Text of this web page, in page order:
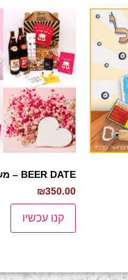
BEER DATE – משחק שתיה לזוג
₪350.00
קנו עכשיו